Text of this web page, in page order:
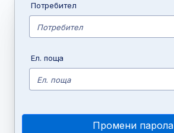
Потребител
Ел. поща
Промени парола